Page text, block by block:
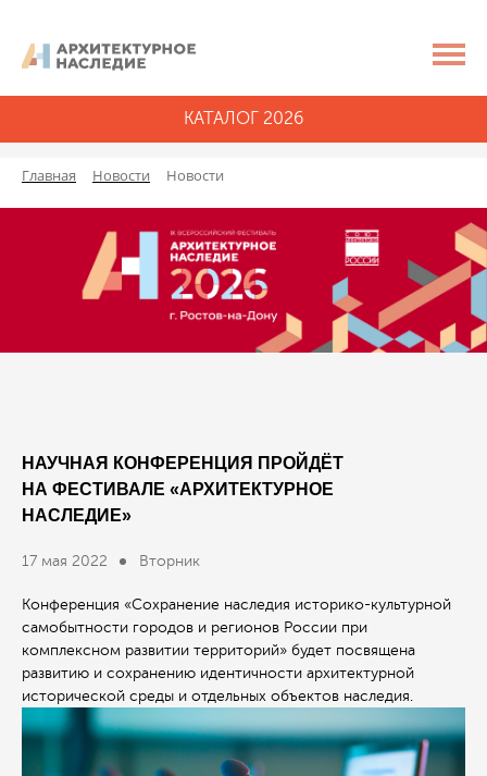
КАТАЛОГ 2026
Главная Новости Новости
НАУЧНАЯ КОНФЕРЕНЦИЯ ПРОЙДЁТ
НА ФЕСТИВАЛЕ «АРХИТЕКТУРНОЕ
НАСЛЕДИЕ»
17 мая 2022 Вторник
Конференция «Сохранение наследия историко-культурной
самобытности городов и регионов России при
комплексном развитии территорий» будет посвящена
развитию и сохранению идентичности архитектурной
исторической среды и отдельных объектов наследия.